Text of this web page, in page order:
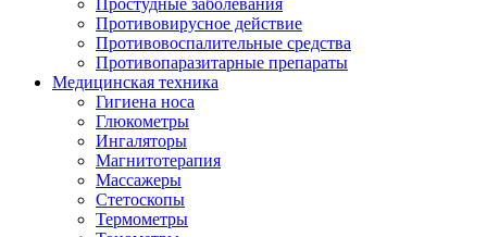
Простудные заболевания
Противовирусное действие
Противовоспалительные средства
Противопаразитарные препараты
Медицинская техника
Гигиена носа
Глюкометры
Ингаляторы
Магнитотерапия
Массажеры
Стетоскопы
Термометры